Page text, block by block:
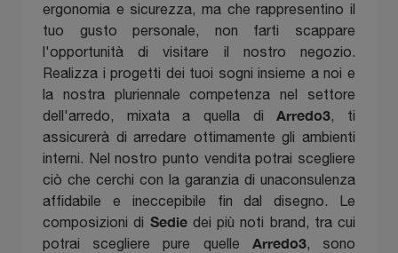
ergonomia e sicurezza, ma che rappresentino il
tuo gusto personale, non farti scappare
l'opportunità di visitare il nostro negozio.
Realizza i progetti dei tuoi sogni insieme a noi e
la nostra pluriennale competenza nel settore
dell'arredo, mixata a quella diArredo3, ti
assicurerà di arredare ottimamente gli ambienti
interni. Nel nostro punto vendita potrai scegliere
ciò che cerchi con la garanzia di unaconsulenza
affidabile e ineccepibile fin dal disegno. Le
composizioni di Sediedei più noti brand, tra cui
potrai scegliere pure quelle Arredo3, sono